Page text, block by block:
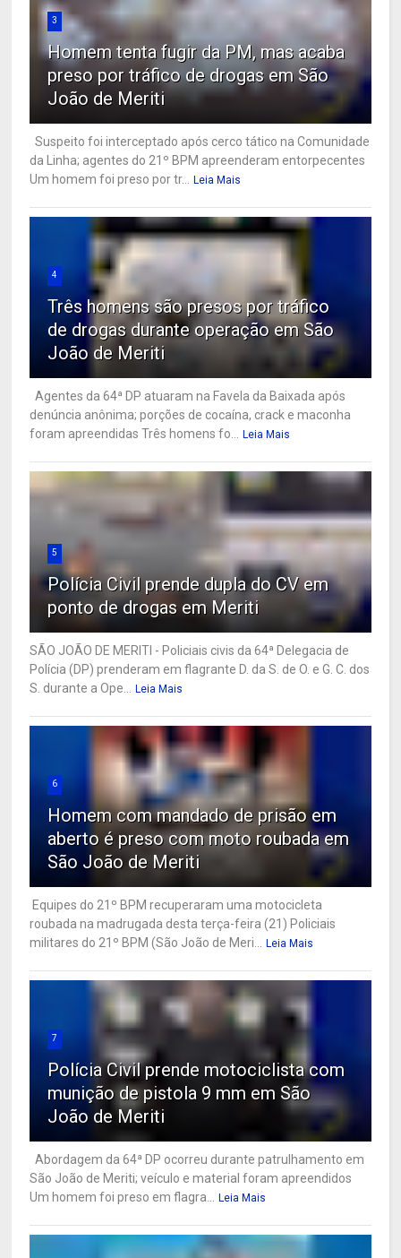
3
Homem tenta fugir da PM, mas acaba
preso por tráfico de drogas em São
João de Meriti
Suspeito foi interceptado após cerco tático na Comunidade
da Linha; agentes do 21º BPM apreenderam entorpecentes
Um homem foi preso por tr...
Leia Mais
4
Três homens são presos por tráfico
de drogas durante operação em São
João de Meriti
Agentes da 64ª DP atuaram na Favela da Baixada após
denúncia anônima; porções de cocaína, crack e maconha
foram apreendidas Três homens fo...
Leia Mais
5
Polícia Civil prende dupla do CV em
ponto de drogas em Meriti
SÃO JOÃO DE MERITI - Policiais civis da 64ª Delegacia de
Polícia (DP) prenderam em flagrante D. da S. de O. e G. C. dos
S. durante a Ope...
Leia Mais
6
Homem com mandado de prisão em
aberto é preso com moto roubada em
São João de Meriti
Equipes do 21º BPM recuperaram uma motocicleta
roubada na madrugada desta terça-feira (21) Policiais
militares do 21º BPM (São João de Meri...
Leia Mais
7
Polícia Civil prende motociclista com
munição de pistola 9 mm em São
João de Meriti
Abordagem da 64ª DP ocorreu durante patrulhamento em
São João de Meriti; veículo e material foram apreendidos
Um homem foi preso em flagra...
Leia Mais